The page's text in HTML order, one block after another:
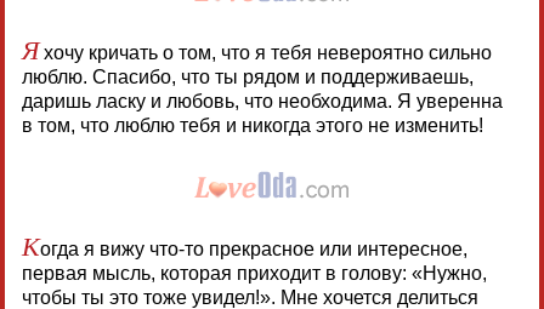
Яхочу кричать о том, что я тебя невероятно сильно
люблю. Спасибо, что ты рядом и поддерживаешь,
даришь ласку и любовь, что необходима. Я уверенна
в том, что люблю тебя и никогда этого не изменить!
Когда я вижу что-то прекрасное или интересное,
первая мысль, которая приходит в голову: «Нужно,
чтобы ты это тоже увидел!». Мне хочется делиться